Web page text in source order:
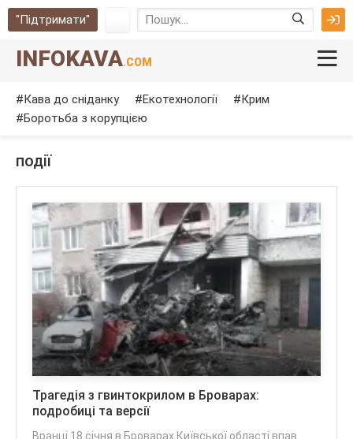
"Підтримати"
INFOKAVA.COM
Кава до сніданку Екотехнології
Крим
Боротьба з корупцією
події
Трагедія з гвинтокрилом в Броварах:
подробиці та версії
Вранці 18 січня в Броварах Київської області впав